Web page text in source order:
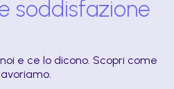
soddisfazione
e ce lo dicono. Scopri come